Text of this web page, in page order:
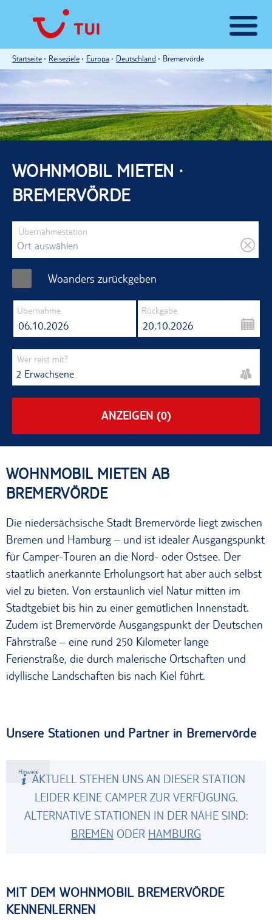
Startseite Reiseziele Europa Deutschland Bremervörde
WOHNMOBIL MIETEN ·
BREMERVÖRDE
Übernahmestation
Woanders zurückgeben
Übernahme
06.10.2026
Rückgabe
20.10.2026
Wer reist mit?
2 Erwachsene
ANZEIGEN (0)
WOHNMOBIL MIETEN AB
BREMERVÖRDE
Die niedersächsische Stadt Bremervörde liegt zwischen
Bremen und Hamburg – und ist idealer Ausgangspunkt
für Camper-Touren an die Nord- oder Ostsee. Der
staatlich anerkannte Erholungsort hat aber auch selbst
viel zu bieten. Von erstaunlich viel Natur mitten im
Stadtgebiet bis hin zu einer gemütlichen Innenstadt.
Zudem ist Bremervörde Ausgangspunkt der Deutschen
Fährstraße – eine rund 250 Kilometer lange
Ferienstraße, die durch malerische Ortschaften und
idyllische Landschaften bis nach Kiel führt.
Unsere Stationen und Partner in Bremervörde
Hinweis
AKTUELL STEHEN UNS AN DIESER STATION
LEIDER KEINE CAMPER ZUR VERFÜGUNG.
ALTERNATIVE STATIONEN IN DER NÄHE SIND:
BREMEN ODER HAMBURG
MIT DEM WOHNMOBIL BREMERVÖRDE
KENNENLERNEN